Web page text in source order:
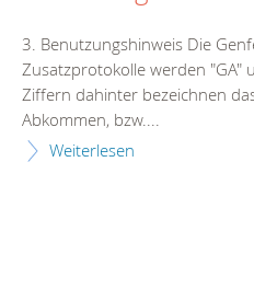
3. Benutzungshinweis Die
Zusatzprotokolle werden "GA"
Ziffern dahinter bezeichnen
Abkommen, bzw....
Weiterlesen